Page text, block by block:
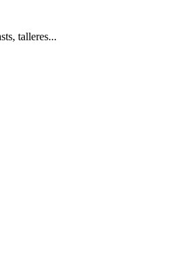
talleres...